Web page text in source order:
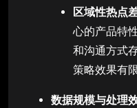
区域性热点
心的产品特
和沟通方式
策略效果有限
数据规模与处理